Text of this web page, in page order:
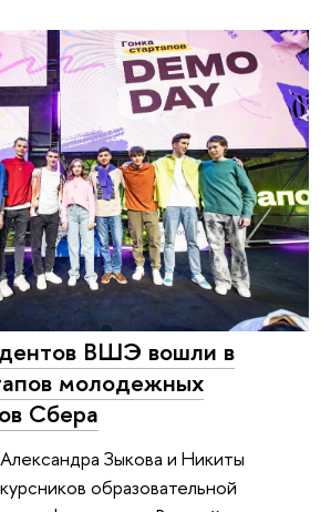
ВШЭ вошли в
молодежных
Сбера
Зыкова и Никиты
образовательной